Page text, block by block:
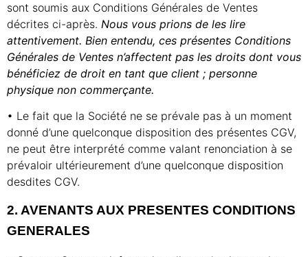
sont soumis aux Conditions Générales de Ventes
décrites ci-après. Nous vous prions de les lire
attentivement. Bien entendu, ces présentes Conditions
Générales de Ventes n’affectent pas les droits dont vous
bénéficiez de droit en tant que client ; personne
physique non commerçante.
• Le fait que la Société ne se prévale pas à un moment
donné d’une quelconque disposition des présentes CGV,
ne peut être interprété comme valant renonciation à se
prévaloir ultérieurement d’une quelconque disposition
desdites CGV.
2. AVENANTS AUX PRESENTES CONDITIONS
GENERALES